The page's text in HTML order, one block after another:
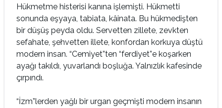
Hükmetme histerisi kanına işlemişti. Hükmetti
sonunda eşyaya, tabiata, kâinata. Bu hükmedişten
bir düşüş peyda oldu. Servetten zillete, zevkten
sefahate, şehvetten illete, konfordan korkuya düştü
modern insan. “Cemiyet”ten “ferdiyet”e koşarken
ayağı takıldı, yuvarlandı boşluğa. Yalnızlık kafesinde
çırpındı.
“İzm”lerden yağlı bir urgan geçmişti modern insanın